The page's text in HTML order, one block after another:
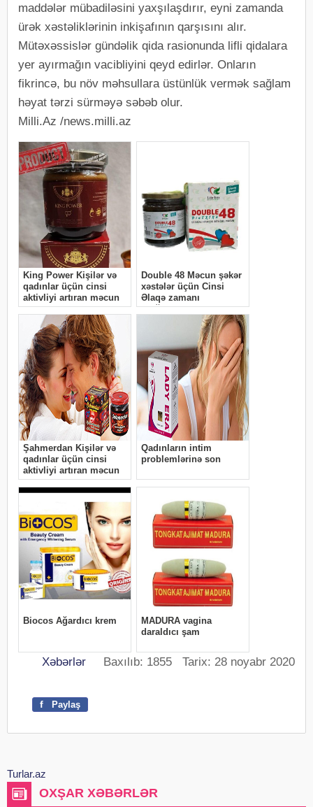
maddələr mübadiləsini yaxşılaşdırır, eyni zamanda
ürək xəstəliklərinin inkişafının qarşısını alır.
Mütəxəssislər gündəlik qida rasionunda lifli qidalara
yer ayırmağın vacibliyini qeyd edirlər. Onların
fikrincə, bu növ məhsullara üstünlük vermək sağlam
həyat tərzi sürməyə səbəb olur.
Milli.Az /news.milli.az
Xəbərlər Baxılıb: 1855 Tarix: 28 noyabr 2020
f Paylaş
Turlar.az
OXŞAR XƏBƏRLƏR